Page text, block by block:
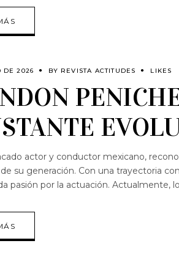
DE 2026 BY REVISTA ACTITUDES LIKES
actor y conductor mexicano,
su generación. Con una trayectoria
pasión por la actuación. Actualmente,